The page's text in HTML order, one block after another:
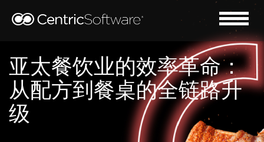
亚太餐饮业的效率革命：
从配方到餐桌的全链路升
级